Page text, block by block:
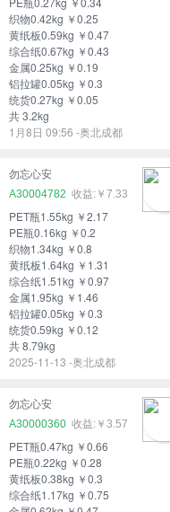
织物0.42kg ￥0.25
黄纸板0.59kg ￥0.47
综合纸0.67kg ￥0.43
金属0.25kg ￥0.19
铝拉罐0.05kg ￥0.3
统货0.27kg ￥0.05
共 3.2kg
1月8日 09:56 -奥北成都
勿忘心安
A30004782
￥7.33
PET瓶1.55kg ￥2.17
PE瓶0.16kg ￥0.2
织物1.34kg ￥0.8
黄纸板1.64kg ￥1.31
综合纸1.51kg ￥0.97
金属1.95kg ￥1.46
铝拉罐0.05kg ￥0.3
统货0.59kg ￥0.12
共 8.79kg
2025-11-13 -奥北成都
勿忘心安
A30000360
￥3.57
PET瓶0.47kg ￥0.66
PE瓶0.22kg ￥0.28
黄纸板0.38kg ￥0.3
综合纸1.17kg ￥0.75